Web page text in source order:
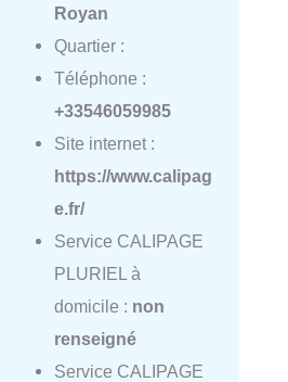
Royan
Quartier :
Téléphone :
+33546059985
Site internet :
https://www.calipag
e.fr/
Service CALIPAGE
PLURIEL à
domicile : non
renseigné
Service CALIPAGE